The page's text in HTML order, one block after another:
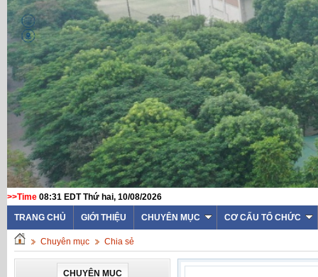
>>Time 08:31 EDT Thứ hai, 10/08/2026
TRANG CHỦ GIỚI THIỆU CHUYÊN MỤC CƠ CẤU TỔ CHỨC
Chuyên mục Chia sẻ
CHUYÊN MỤC